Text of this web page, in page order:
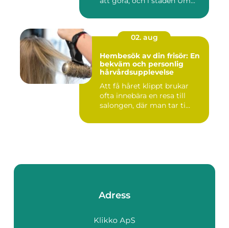
02. aug
Hembesök av din frisör: En
bekväm och personlig
hårvårdsupplevelse
Att få håret klippt brukar
ofta innebära en resa till
salongen, där man tar ti...
Adress